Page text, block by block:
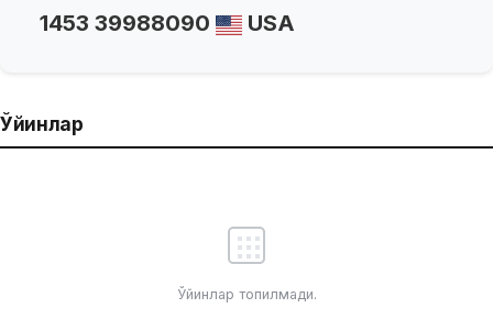
1453 39988090 USA
Ўйинлар
Ўйинлар топилмади.